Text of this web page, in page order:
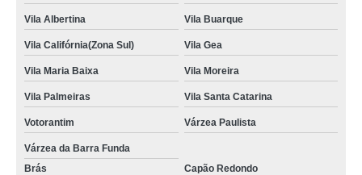
Vila Albertina Vila Buarque
Vila Califórnia(Zona Sul) Vila Gea
Vila Maria Baixa Vila Moreira
Vila Palmeiras Vila Santa Catarina
Votorantim Várzea Paulista
Várzea da Barra Funda
Brás
Capão Redondo